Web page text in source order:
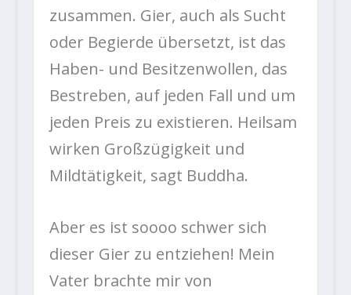
zusammen. Gier, auch als Sucht
oder Begierde übersetzt, ist das
Haben- und Besitzenwollen, das
Bestreben, auf jeden Fall und um
jeden Preis zu existieren. Heilsam
wirken Großzügigkeit und
Mildtätigkeit, sagt Buddha.
Aber es ist soooo schwer sich
dieser Gier zu entziehen! Mein
Vater brachte mir von